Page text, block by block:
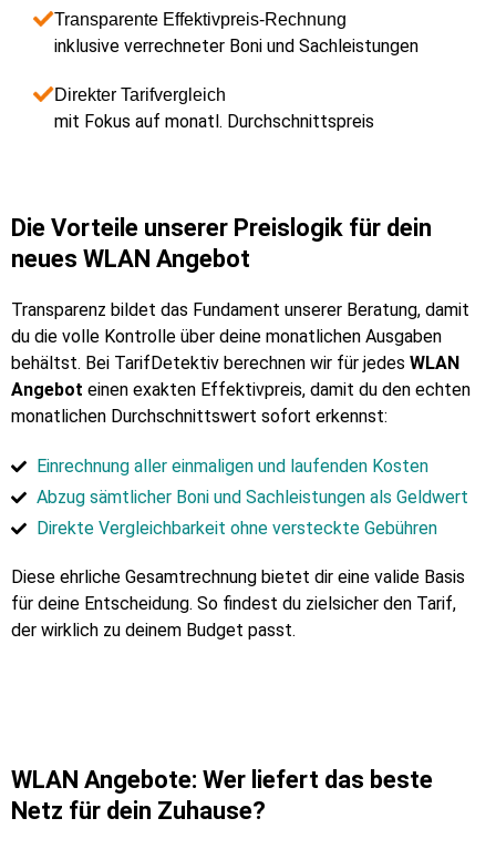
Transparente Effektivpreis-Rechnung
inklusive verrechneter Boni und Sachleistungen
Direkter Tarifvergleich
mit Fokus auf monatl. Durchschnittspreis
Die Vorteile unserer Preislogik für dein
neues WLAN Angebot
Transparenz bildet das Fundament unserer Beratung, damit
du die volle Kontrolle über deine monatlichen Ausgaben
behältst. Bei TarifDetektiv berechnen wir für jedes WLAN
Angebot einen exakten Effektivpreis, damit du den echten
monatlichen Durchschnittswert sofort erkennst:
Einrechnung aller einmaligen und laufenden Kosten
Abzug sämtlicher Boni und Sachleistungen als Geldwert
Direkte Vergleichbarkeit ohne versteckte Gebühren
Diese ehrliche Gesamtrechnung bietet dir eine valide Basis
für deine Entscheidung. So findest du zielsicher den Tarif,
der wirklich zu deinem Budget passt.
WLAN Angebote: Wer liefert das beste
Netz für dein Zuhause?